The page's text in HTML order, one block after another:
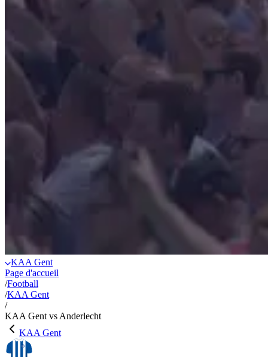
KAA Gent
Page d'accueil
/Football
/KAA Gent
/
KAA Gent vs Anderlecht
KAA Gent